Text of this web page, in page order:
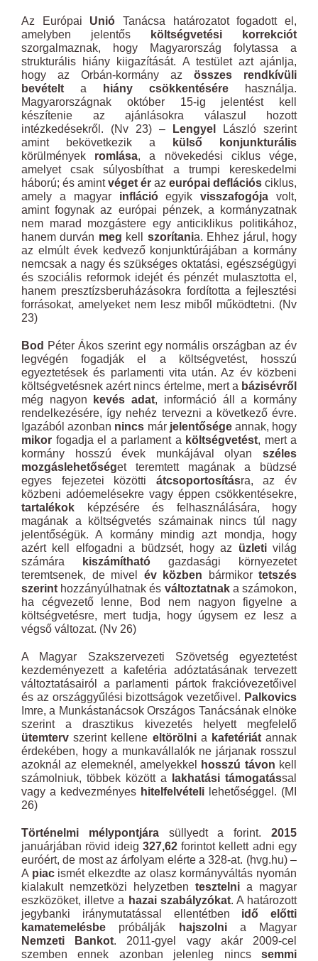
Az Európai Unió Tanácsa határozatot fogadott el,
amelyben jelentős
költségvetési korrekciót
szorgalmaznak, hogy Magyarország folytassa a
strukturális hiány kiigazítását. A testület azt ajánlja,
hogy az Orbán-kormány az összes rendkívüli
bevételt a hiány csökkentésére használja.
Magyarországnak október 15-ig jelentést kell
készítenie az ajánlásokra válaszul hozott
intézkedésekről. (Nv 23) –
Lengyel
László szerint
amint bekövetkezik a
külső konjunkturális
körülmények romlása, a növekedési ciklus vége,
amelyet csak súlyosbíthat a trumpi kereskedelmi
háború; és amintvéget ér az európai deflációs ciklus,
amely a magyar inflációegyikvisszafogója volt,
amint fogynak az európai pénzek, a kormányzatnak
nem marad mozgástere egy anticiklikus politikához,
hanem durván meg kell szorítania. Ehhez járul, hogy
az elmúlt évek kedvező konjunktúrájában a kormány
nemcsak a nagy és szükséges oktatási, egészségügyi
és szociális reformok idejét és pénzét mulasztotta el,
hanem presztízsberuházásokra fordította a fejlesztési
forrásokat, amelyeket nem lesz miből működtetni. (Nv
23)
Bod Péter Ákos szerint egy normális országban az év
legvégén fogadják el a költségvetést, hosszú
egyeztetések és parlamenti vita után. Az év közbeni
költségvetésnek azért nincs értelme, mert a bázisévről
még nagyon
kevés adat, információ áll a kormány
rendelkezésére, így nehéz tervezni a következő évre.
Igazából azonban nincs már jelentőségeannak, hogy
mikor fogadja el a parlament a költségvetést, mert a
kormány hosszú évek munkájával olyan széles
mozgáslehetőséget teremtett magának a büdzsé
egyes fejezetei közötti átcsoportosításra, az év
közbeni adóemelésekre vagy éppen csökkentésekre,
tartalékok képzésére és felhasználására, hogy
magának a költségvetés számainak nincs túl nagy
jelentőségük. A kormány mindig azt mondja, hogy
azért kell elfogadni a büdzsét, hogy az üzletivilág
számára
kiszámítható gazdasági környezetet
teremtsenek, de mivel év közben bármikor tetszés
szerint hozzányúlhatnak és változtatnaka számokon,
ha cégvezető lenne, Bod nem nagyon figyelne a
költségvetésre, mert tudja, hogy úgysem ez lesz a
végső változat. (Nv 26)
A Magyar Szakszervezeti Szövetség egyeztetést
kezdeményezett a kafetéria adóztatásának tervezett
változtatásairól a parlamenti pártok frakcióvezetőivel
és az országgyűlési bizottságok vezetőivel. Palkovics
Imre, a Munkástanácsok Országos Tanácsának elnöke
szerint a drasztikus kivezetés helyett megfelelő
ütemterv szerint kellene eltörölnia kafetériátannak
érdekében, hogy a munkavállalók ne járjanak rosszul
azoknál az elemeknél, amelyekkel
hosszú távon kell
számolniuk, többek között a
lakhatási támogatással
vagy a kedvezményes hitelfelvételi lehetőséggel. (MI
26)
Történelmi mélypontjárasüllyedt a forint.2015
januárjában rövid ideig 327,62forintot kellett adni egy
euróért, de most az árfolyam elérte a 328-at. (hvg.hu) –
A piacismét elkezdte az olasz kormányváltás nyomán
kialakult nemzetközi helyzetben tesztelni a magyar
eszközöket, illetve a hazai szabályzókat. A határozott
jegybanki iránymutatással ellentétben idő előtti
kamatemelésbe próbálják hajszolnia Magyar
Nemzeti Bankot. 2011-gyel vagy akár 2009-cel
szemben ennek azonban jelenleg nincs semmi